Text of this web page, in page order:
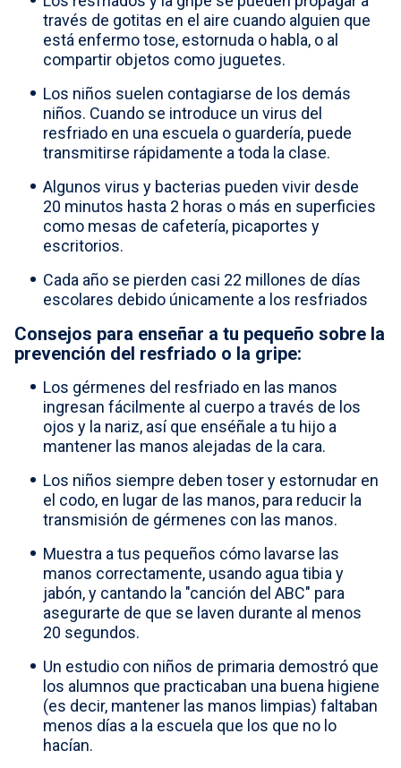
través de gotitas en el aire cuando alguien que
está enfermo tose, estornuda o habla, o al
compartir objetos como juguetes.
Los niños suelen contagiarse de los demás
niños. Cuando se introduce un virus del
resfriado en una escuela o guardería, puede
transmitirse rápidamente a toda la clase.
Algunos virus y bacterias pueden vivir desde
20 minutos hasta 2 horas o más en superficies
como mesas de cafetería, picaportes y
escritorios.
Cada año se pierden casi 22 millones de días
escolares debido únicamente a los resfriados
Consejos para enseñar a tu pequeño sobre la
prevención del resfriado o la gripe:
Los gérmenes del resfriado en las manos
ingresan fácilmente al cuerpo a través de los
ojos y la nariz, así que enséñale a tu hijo a
mantener las manos alejadas de la cara.
Los niños siempre deben toser y estornudar en
el codo, en lugar de las manos, para reducir la
transmisión de gérmenes con las manos.
Muestra a tus pequeños cómo lavarse las
manos correctamente, usando agua tibia y
jabón, y cantando la "canción del ABC" para
asegurarte de que se laven durante al menos
20 segundos.
Un estudio con niños de primaria demostró que
los alumnos que practicaban una buena higiene
(es decir, mantener las manos limpias) faltaban
menos días a la escuela que los que no lo
hacían.